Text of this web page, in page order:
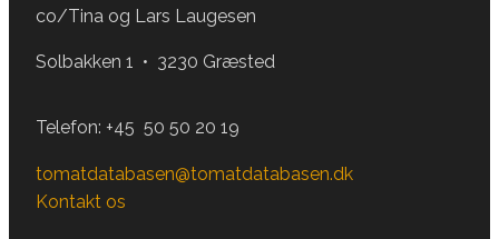
co/Tina og Lars Laugesen
Solbakken 1 • 3230 Græsted
Telefon: +45 50 50 20 19
tomatdatabasen@tomatdatabasen.dk
Kontakt os